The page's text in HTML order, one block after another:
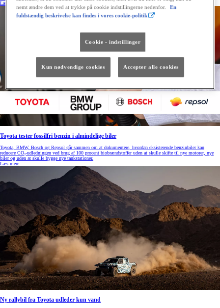
Læs mere
Toyota tester fossilfri benzin i almindelige biler
Toyota, BMW, Bosch og Repsol går sammen om at dokumentere, hvordan eksisterende benzinbiler kan
reducere CO₂-udledningen ved brug af 100 procent biobrændstoffer uden at skulle skifte til nye motorer, nye
biler og uden at skulle bygge nye tankstationer.
Læs mere
Ny rallybil fra Toyota udleder kun vand
nemt ændre dem ved at trykke på cookie indstillingerne nedenfor.
En
fuldstændig beskrivelse kan findes i vores cookie-politik
Cookie - indstillinger
Kun nødvendige cookies Accepter alle cookies